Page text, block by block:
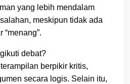
yang lebih mendalam
meskipun tidak ada
debat?
berpikir kritis,
secara logis. Selain itu,